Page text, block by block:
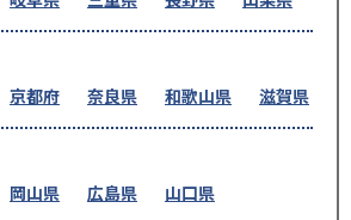
京都府 奈良県 和歌山県 滋賀県
岡山県 広島県 山口県